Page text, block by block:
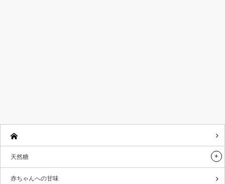
天然糖
赤ちゃんへの甘味